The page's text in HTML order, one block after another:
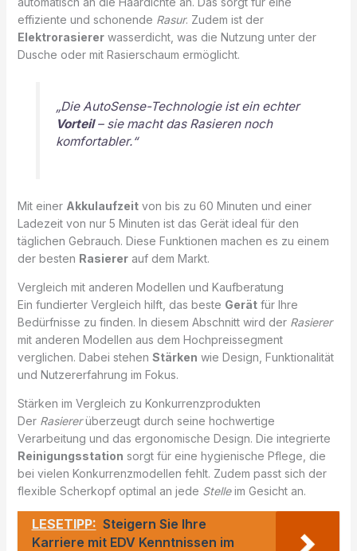
effiziente und schonende Rasur. Zudem ist der
Elektrorasiererwasserdicht, was die Nutzung unter der
Dusche oder mit Rasierschaum ermöglicht.
„Die AutoSense-Technologie ist ein echter
Vorteil– sie macht das Rasieren noch
komfortabler.“
Mit einer Akkulaufzeitvon bis zu 60 Minuten und einer
Ladezeit von nur 5 Minuten ist das Gerät ideal für den
täglichen Gebrauch. Diese Funktionen machen es zu einem
der besten Rasiererauf dem Markt.
Vergleich mit anderen Modellen und Kaufberatung
Ein fundierter Vergleich hilft, das beste Gerätfür Ihre
Bedürfnisse zu finden. In diesem Abschnitt wird der Rasierer
mit anderen Modellen aus dem Hochpreissegment
verglichen. Dabei stehen Stärken wie Design, Funktionalität
und Nutzererfahrung im Fokus.
Stärken im Vergleich zu Konkurrenzprodukten
Der Rasiererüberzeugt durch seine hochwertige
Verarbeitung und das ergonomische Design. Die integrierte
Reinigungsstation sorgt für eine hygienische Pflege, die
bei vielen Konkurrenzmodellen fehlt. Zudem passt sich der
flexible Scherkopf optimal an jede Stelleim Gesicht an.
LESETIPP: Steigern Sie Ihre
Karriere mit EDV Kenntnissen im